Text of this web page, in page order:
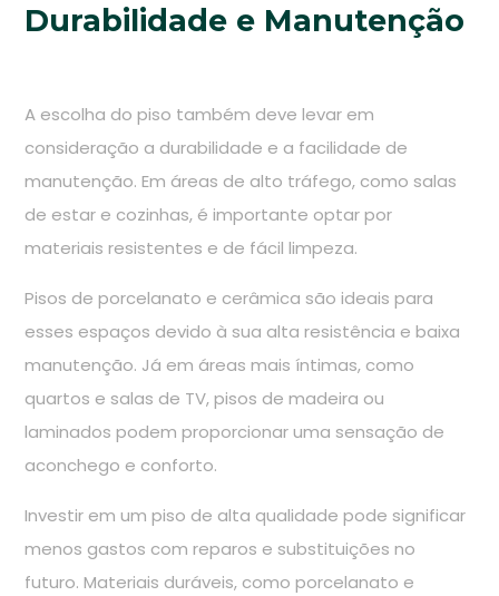
Durabilidade e Manutenção
A escolha do piso também deve levar em
consideração a durabilidade e a facilidade de
manutenção. Em áreas de alto tráfego, como salas
de estar e cozinhas, é importante optar por
materiais resistentes e de fácil limpeza.
Pisos de porcelanato e cerâmica são ideais para
esses espaços devido à sua alta resistência e baixa
manutenção. Já em áreas mais íntimas, como
quartos e salas de TV, pisos de madeira ou
laminados podem proporcionar uma sensação de
aconchego e conforto.
Investir em um piso de alta qualidade pode significar
menos gastos com reparos e substituições no
futuro. Materiais duráveis, como porcelanato e